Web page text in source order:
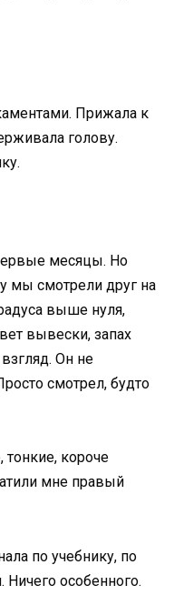
Прижала к
голову.
месяцы. Но
мы смотрели друг на
выше нуля,
вывески, запах
Он не
смотрел, будто
короче
мне правый
по учебнику, по
особенного.